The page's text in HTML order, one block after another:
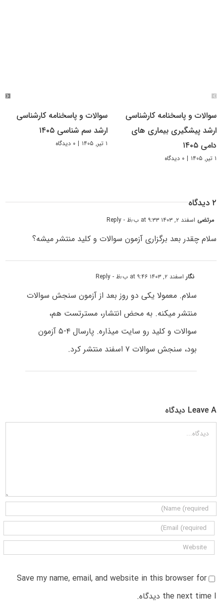
سوالات و پاسخنامه کارشناسی
ارشد پیشگیری بیماری های
دامی ۱۴۰۵
۱ تیر, ۱۴۰۵ | ۰ دیدگاه
سوالات و پاسخنامه کارشناسی
ارشد سم شناسی ۱۴۰۵
۱ تیر, ۱۴۰۵ | ۰ دیدگاه
۲ دیدگاه
مرتضی اسفند ۲, ۱۴۰۳ at ۹:۳۳ ب٫ظ - Reply
سلام چقدر بعد برگزاری آزمون سوالات و کلید منتشر میشه؟
نگاراسفند ۲, ۱۴۰۳ at ۹:۴۶ ب٫ظ - Reply
سلام. معمولا یکی دو روز بعد از آزمون سنجش سوالات
منتشر میکنه. به محض انتشار، مسترتست هم،
سوالات و کلید رو سایت میذاره. پارسال ۴-۵ آزمون
بود، سنجش سوالات ۷ اسفند منتشر کرد.
Leave A دیدگاه
دیدگاه
Save my name, email, and website in this browser for
the next time I دیدگاه.